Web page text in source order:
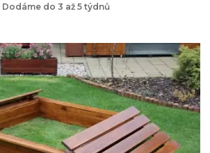
Dodáme do 3 až 5 týdnů